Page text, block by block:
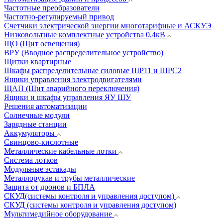
Частотные преобразователи
Частотно-регулируемый привод
Счетчики электрической энергии многотарифные и АСКУЭ
Низковольтные комплектные устройства 0,4кВ
ЩО (Щит освещения)
ВРУ (Вводное распределительное устройство)
Щитки квартирные
Шкафы распределительные силовые ШР11 и ШРС2
Ящики управления электродвигателями
ЩАП (Щит аварийного переключения)
Ящики и шкафы управления ЯУ ШУ
Решения автоматизации
Солнечные модули
Зарядные станции
Аккумуляторы
Свинцово-кислотные
Металлические кабельные лотки
Система лотков
Модульные эстакады
Металлорукав и трубы металлические
Защита от дронов и БПЛА
СКУД(системы контроля и управления доступом)
СКУД (системы контроля и управления доступом)
Мультимедийное оборудование